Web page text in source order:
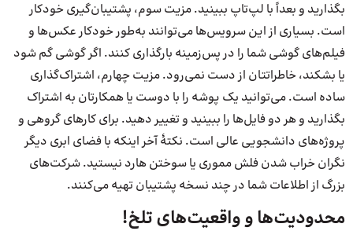
بگذارید و بعداً با لپ‌تاپ ببینید. مزیت سوم، پشتیبان‌گیری خودکار
است. بسیاری از این سرویس‌ها می‌توانند به‌طور خودکار عکس‌ها و
فیلم‌های گوشی شما را در پس‌زمینه بارگذاری کنند. اگر گوشی گم شود
یا بشکند، خاطراتتان از دست نمی‌رود. مزیت چهارم، اشتراک‌گذاری
ساده است. می‌توانید یک پوشه را با دوست یا همکارتان به اشتراک
بگذارید و هر دو فایل‌ها را ببینید و تغییر دهید. برای کارهای گروهی و
پروژه‌های دانشجویی عالی است. نکتهٔ آخر اینکه با فضای ابری دیگر
نگران خراب شدن فلش مموری یا سوختن هارد نیستید. شرکت‌های
بزرگ از اطلاعات شما در چند نسخه پشتیبان تهیه می‌کنند.
محدودیت‌ها و واقعیت‌های تلخ!